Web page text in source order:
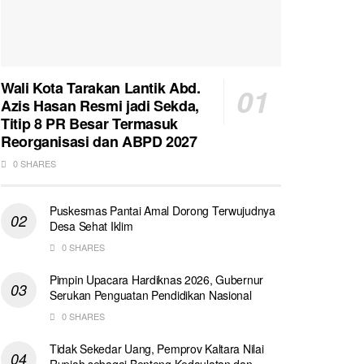
Wali Kota Tarakan Lantik Abd.
Azis Hasan Resmi jadi Sekda,
Titip 8 PR Besar Termasuk
Reorganisasi dan ABPD 2027
0 SHARES
Puskesmas Pantai Amal Dorong Terwujudnya
Desa Sehat Iklim
0 SHARES
Pimpin Upacara Hardiknas 2026, Gubernur
Serukan Penguatan Pendidikan Nasional
0 SHARES
Tidak Sekedar Uang, Pemprov Kaltara Nilai